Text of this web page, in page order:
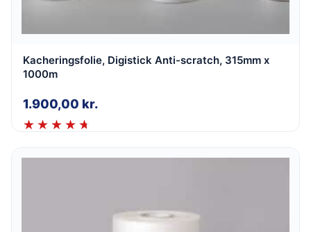
Kacheringsfolie, Digistick Anti-scratch, 315mm x
1000m
1.900,00 kr.